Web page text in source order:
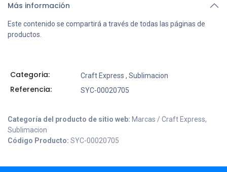
Más información
Este contenido se compartirá a través de todas las páginas de
productos.
Categoria: Craft Express , Sublimacion
Referencia: SYC-00020705
Categoría del producto de sitio web: Marcas / Craft Express,
Sublimacion
Código Producto: SYC-00020705